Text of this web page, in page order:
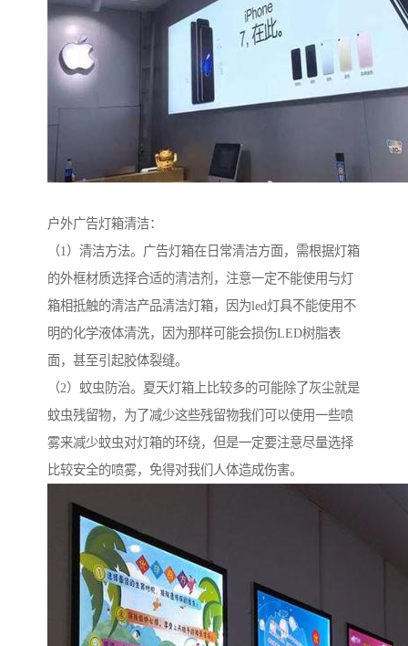
户外广告灯箱清洁：
（1）清洁方法。广告灯箱在日常清洁方面，需根据灯箱
的外框材质选择合适的清洁剂，注意一定不能使用与灯
箱相抵触的清洁产品清洁灯箱，因为led灯具不能使用不
明的化学液体清洗，因为那样可能会损伤LED树脂表
面，甚至引起胶体裂缝。
（2）蚊虫防治。夏天灯箱上比较多的可能除了灰尘就是
蚊虫残留物，为了减少这些残留物我们可以使用一些喷
雾来减少蚊虫对灯箱的环绕，但是一定要注意尽量选择
比较安全的喷雾，免得对我们人体造成伤害。